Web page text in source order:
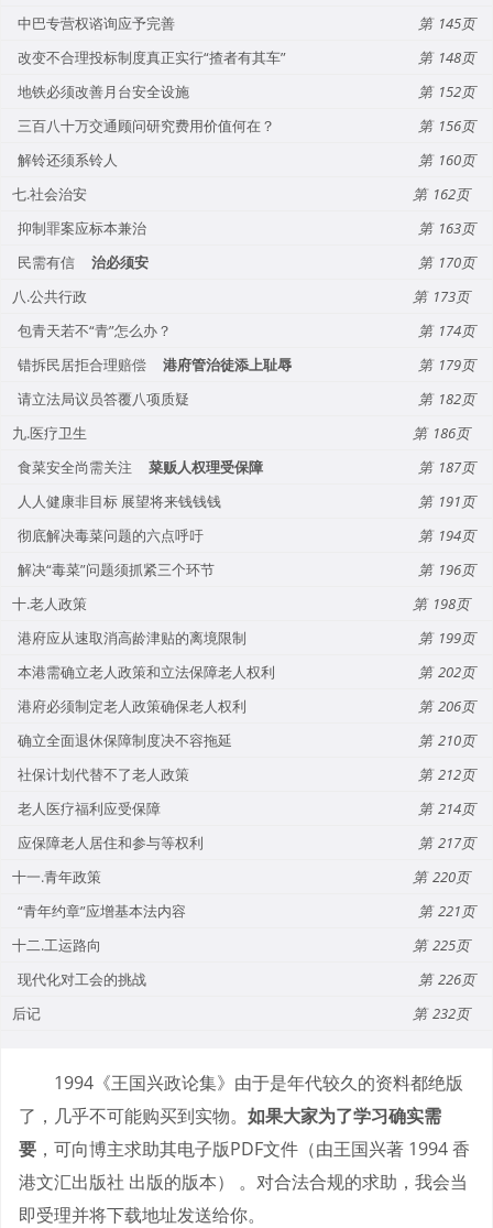
中巴专营权谘询应予完善
145
改变不合理投标制度真正实行“揸者有其车”
148
地铁必须改善月台安全设施
152
三百八十万交通顾问研究费用价值何在？
156
解铃还须系铃人
160
七.社会治安
162
抑制罪案应标本兼治
163
民需有信
治必须安
170
八.公共行政
173
包青天若不“青”怎么办？
174
错拆民居拒合理赔偿
港府管治徒添上耻辱
179
请立法局议员答覆八项质疑
182
九.医疗卫生
186
食菜安全尚需关注
菜贩人权理受保障
187
人人健康非目标 展望将来钱钱钱
191
彻底解决毒菜问题的六点呼吁
194
解决“毒菜”问题须抓紧三个环节
196
十.老人政策
198
港府应从速取消高龄津贴的离境限制
199
本港需确立老人政策和立法保障老人权利
202
港府必须制定老人政策确保老人权利
206
确立全面退休保障制度决不容拖延
210
社保计划代替不了老人政策
212
老人医疗福利应受保障
214
应保障老人居住和参与等权利
217
十一.青年政策
220
“青年约章”应增基本法内容
221
十二.工运路向
225
现代化对工会的挑战
226
后记
232
1994《王国兴政论集》由于是年代较久的资料都绝版
了，几乎不可能购买到实物。 如果大家为了学习确实需
要 ，可向博主求助其电子版PDF文件（由王国兴著 1994 香
港文汇出版社 出版的版本） 。对合法合规的求助，我会当
即受理并将下载地址发送给你。